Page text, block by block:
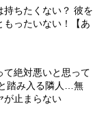
持ちたくない？ 彼を
もったいない！【あ
て絶対悪いと思って
踏み入る隣人…無
が止まらない